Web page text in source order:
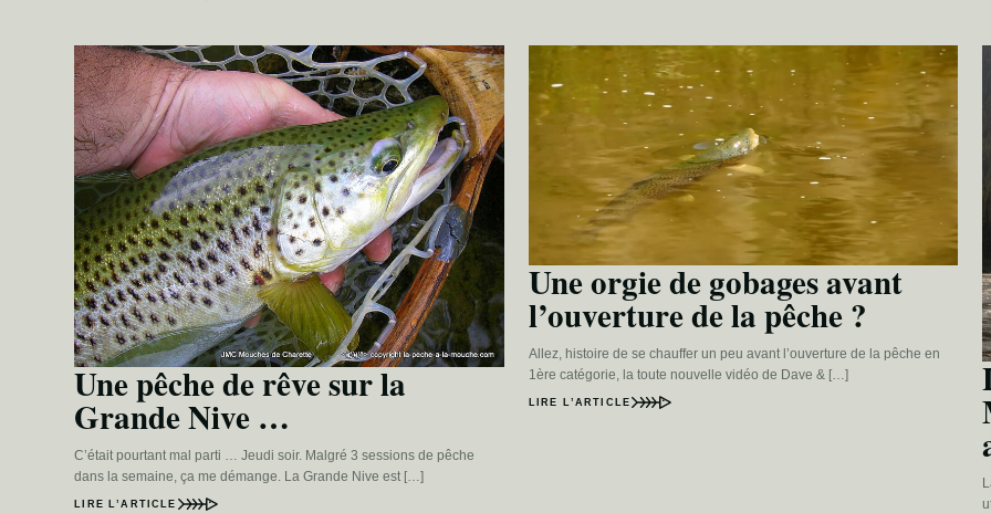
Une pêche de rêve sur la
Grande Nive …
C’était pourtant mal parti … Jeudi soir. Malgré 3 sessions de pêche
dans la semaine, ça me démange. La Grande Nive est […]
LIRE L’ARTICLE
Une orgie de gobages avant
l’ouverture de la pêche ?
Allez, histoire de se chauffer un peu avant l’ouverture de la pêche en
1ère catégorie, la toute nouvelle vidéo de Dave & […]
LIRE L’ARTICLE